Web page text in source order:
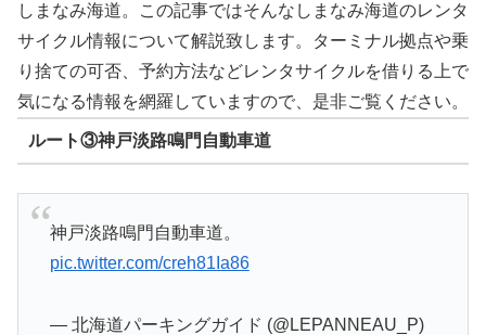
しまなみ海道。この記事ではそんなしまなみ海道のレンタ
サイクル情報について解説致します。ターミナル拠点や乗
り捨ての可否、予約方法などレンタサイクルを借りる上で
気になる情報を網羅していますので、是非ご覧ください。
ルート③神戸淡路鳴門自動車道
神戸淡路鳴門自動車道。
pic.twitter.com/creh81Ia86
— 北海道パーキングガイド (@LEPANNEAU_P)